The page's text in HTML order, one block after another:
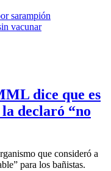
dice que es
declaró “no
que consideró a
para los bañistas.